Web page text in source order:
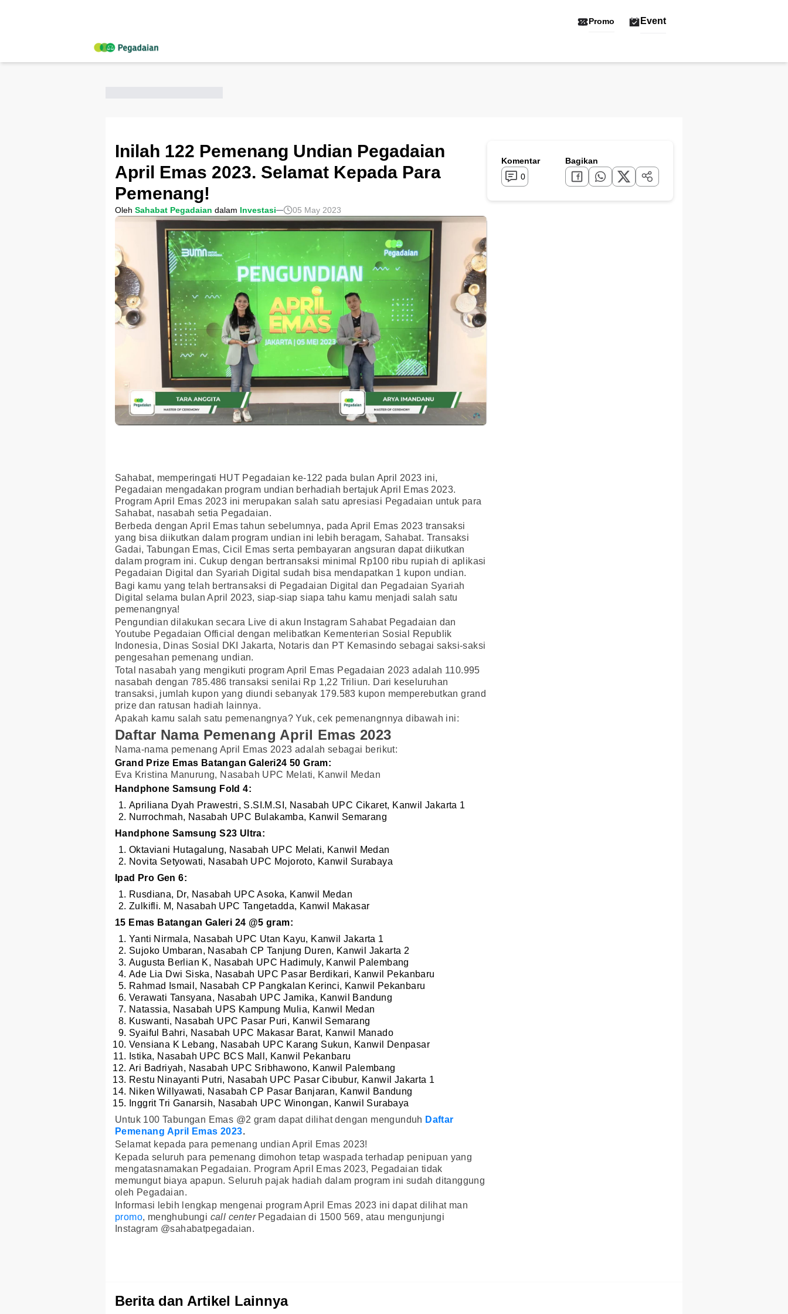
Promo Event
Inilah 122 Pemenang Undian Pegadaian
April Emas 2023. Selamat Kepada Para
Pemenang!
Oleh Sahabat Pegadaian dalam Investasi 05 May 2023
Sahabat, memperingati HUT Pegadaian ke-122 pada bulan April 2023 ini,
Pegadaian mengadakan program undian berhadiah bertajuk April Emas 2023.
Program April Emas 2023 ini merupakan salah satu apresiasi Pegadaian untuk para
Sahabat, nasabah setia Pegadaian.
Berbeda dengan April Emas tahun sebelumnya, pada April Emas 2023 transaksi
yang bisa diikutkan dalam program undian ini lebih beragam, Sahabat. Transaksi
Gadai, Tabungan Emas, Cicil Emas serta pembayaran angsuran dapat diikutkan
dalam program ini. Cukup dengan bertransaksi minimal Rp100 ribu rupiah di aplikasi
Pegadaian Digital dan Syariah Digital sudah bisa mendapatkan 1 kupon undian.
Bagi kamu yang telah bertransaksi di Pegadaian Digital dan Pegadaian Syariah
Digital selama bulan April 2023, siap-siap siapa tahu kamu menjadi salah satu
pemenangnya!
Pengundian dilakukan secara Live di akun Instagram Sahabat Pegadaian dan
Youtube Pegadaian Official dengan melibatkan Kementerian Sosial Republik
Indonesia, Dinas Sosial DKI Jakarta, Notaris dan PT Kemasindo sebagai saksi-saksi
pengesahan pemenang undian.
Total nasabah yang mengikuti program April Emas Pegadaian 2023 adalah 110.995
nasabah dengan 785.486 transaksi senilai Rp 1,22 Triliun. Dari keseluruhan
transaksi, jumlah kupon yang diundi sebanyak 179.583 kupon memperebutkan grand
prize dan ratusan hadiah lainnya.
Apakah kamu salah satu pemenangnya? Yuk, cek pemenangnnya dibawah ini:
Daftar Nama Pemenang April Emas 2023
Nama-nama pemenang April Emas 2023 adalah sebagai berikut:
Grand Prize Emas Batangan Galeri24 50 Gram:
Eva Kristina Manurung, Nasabah UPC Melati, Kanwil Medan
Handphone Samsung Fold 4:
Apriliana Dyah Prawestri, S.SI.M.SI, Nasabah UPC Cikaret, Kanwil Jakarta 1
Nurrochmah, Nasabah UPC Bulakamba, Kanwil Semarang
Handphone Samsung S23 Ultra:
Oktaviani Hutagalung, Nasabah UPC Melati, Kanwil Medan
Novita Setyowati, Nasabah UPC Mojoroto, Kanwil Surabaya
Ipad Pro Gen 6:
Rusdiana, Dr, Nasabah UPC Asoka, Kanwil Medan
Zulkifli. M, Nasabah UPC Tangetadda, Kanwil Makasar
15 Emas Batangan Galeri 24 @5 gram:
Yanti Nirmala, Nasabah UPC Utan Kayu, Kanwil Jakarta 1
Sujoko Umbaran, Nasabah CP Tanjung Duren, Kanwil Jakarta 2
Augusta Berlian K, Nasabah UPC Hadimuly, Kanwil Palembang
Ade Lia Dwi Siska, Nasabah UPC Pasar Berdikari, Kanwil Pekanbaru
Rahmad Ismail, Nasabah CP Pangkalan Kerinci, Kanwil Pekanbaru
Verawati Tansyana, Nasabah UPC Jamika, Kanwil Bandung
Natassia, Nasabah UPS Kampung Mulia, Kanwil Medan
Kuswanti, Nasabah UPC Pasar Puri, Kanwil Semarang
Syaiful Bahri, Nasabah UPC Makasar Barat, Kanwil Manado
Vensiana K Lebang, Nasabah UPC Karang Sukun, Kanwil Denpasar
Istika, Nasabah UPC BCS Mall, Kanwil Pekanbaru
Ari Badriyah, Nasabah UPC Sribhawono, Kanwil Palembang
Restu Ninayanti Putri, Nasabah UPC Pasar Cibubur, Kanwil Jakarta 1
Niken Willyawati, Nasabah CP Pasar Banjaran, Kanwil Bandung
Inggrit Tri Ganarsih, Nasabah UPC Winongan, Kanwil Surabaya
Untuk 100 Tabungan Emas @2 gram dapat dilihat dengan mengunduh Daftar
Pemenang April Emas 2023.
Selamat kepada para pemenang undian April Emas 2023!
Kepada seluruh para pemenang dimohon tetap waspada terhadap penipuan yang
mengatasnamakan Pegadaian. Program April Emas 2023, Pegadaian tidak
memungut biaya apapun. Seluruh pajak hadiah dalam program ini sudah ditanggung
oleh Pegadaian.
Informasi lebih lengkap mengenai program April Emas 2023 ini dapat dilihat man
promo, menghubungi call center Pegadaian di 1500 569, atau mengunjungi
Instagram @sahabatpegadaian.
Komentar
0
Bagikan
Berita dan Artikel Lainnya